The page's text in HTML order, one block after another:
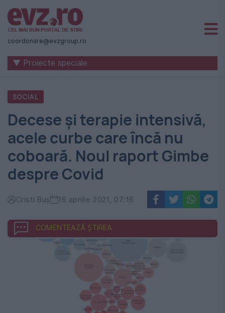
Știri
naționale
internaționale
România
-
Evenimentul
Zilei
coordonare@evzgroup.ro
▼ Proiecte speciale
SOCIAL
Decese și terapie intensivă,
acele curbe care încă nu
coboară. Noul raport Gimbe
despre Covid
Cristi Buș 16 aprilie 2021, 07:16
COMENTEAZĂ ȘTIREA